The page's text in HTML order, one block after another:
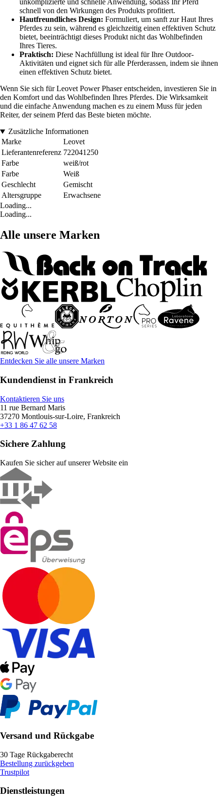
unkomplizierte und schnelle Anwendung, sodass Ihr Pferd
schnell von den Wirkungen des Produkts profitiert.
Hautfreundliches Design: Formuliert, um sanft zur Haut Ihres
Pferdes zu sein, während es gleichzeitig einen effektiven Schutz
bietet, beeinträchtigt dieses Produkt nicht das Wohlbefinden
Ihres Tieres.
Praktisch: Diese Nachfüllung ist ideal für Ihre Outdoor-
Aktivitäten und eignet sich für alle Pferderassen, indem sie ihnen
einen effektiven Schutz bietet.
Wenn Sie sich für Leovet Power Phaser entscheiden, investieren Sie in
den Komfort und das Wohlbefinden Ihres Pferdes. Die Wirksamkeit
und die einfache Anwendung machen es zu einem Muss für jeden
Reiter, der seinem Pferd das Beste bieten möchte.
Zusätzliche Informationen
Marke
Leovet
Lieferantenreferenz 722041250
Farbe
weiß/rot
Farbe
Weiß
Geschlecht
Gemischt
Altersgruppe
Erwachsene
Loading...
Loading...
Alle unsere Marken
Entdecken Sie alle unsere Marken
Kundendienst in Frankreich
Kontaktieren Sie uns
11 rue Bernard Maris
37270 Montlouis-sur-Loire, Frankreich
+33 1 86 47 62 58
Sichere Zahlung
Kaufen Sie sicher auf unserer Website ein
Versand und Rückgabe
30 Tage Rückgaberecht
Bestellung zurückgeben
Trustpilot
Dienstleistungen